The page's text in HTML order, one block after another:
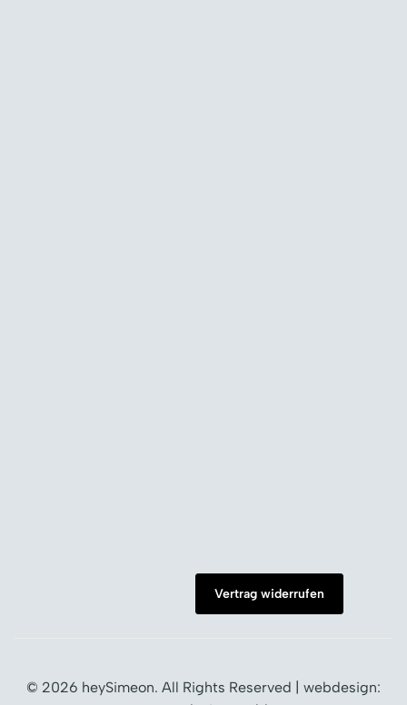
© 2026 heySimeon. All Rights Reserved | webdesign:
Vertrag widerrufen